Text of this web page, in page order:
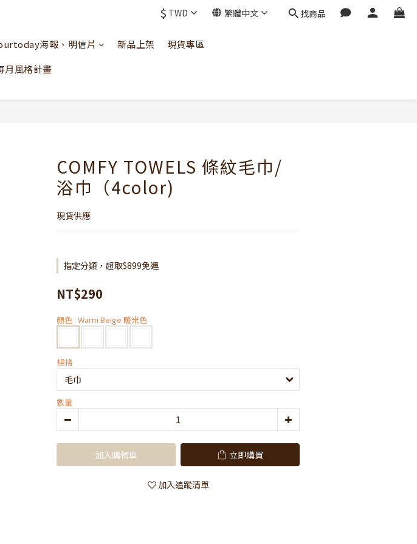
$ TWD 繁體中文 找商品
海報、明信片 新品上架
現貨專區
月風格計畫
COMFY TOWELS 條紋毛巾/
浴巾（4color)
現貨供應
指定分類，超取$899免運
NT$290
顏色 : Warm Beige 暖米色
規格
數量
加入購物車 立即購買
加入追蹤清單